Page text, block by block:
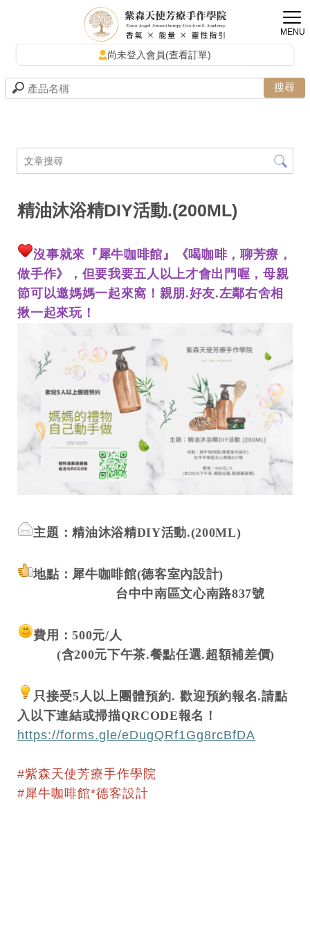
尚未登入會員(查看訂單)
精油沐浴精DIY活動.(200ML)
沒事就來『犀牛咖啡館』《喝咖啡，聊芳療，
做手作》，但要我要五人以上才會出門喔，母親
節可以邀媽媽一起來窩！親朋.好友.左鄰右舍相
揪一起來玩！
主題：精油沐浴精DIY活動.(200ML)
地點：犀牛咖啡館(德客室內設計)
台中中南區文心南路837號
費用：500元/人
(含200元下午茶.餐點任選.超額補差價)
只接受5人以上團體預約.歡迎預約報名.請點
入以下連結或掃描QRCODE報名！
https://forms.gle/eDugQRf1Gg8rcBfDA
#紫森天使芳療手作學院
#犀牛咖啡館*德客設計